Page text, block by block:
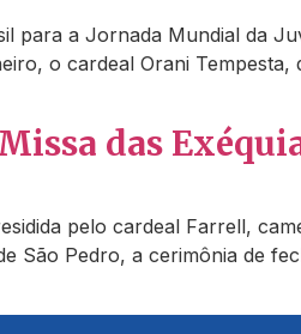
para a Jornada Mundial da
o cardeal Orani
das
pelo cardeal Farrell,
São Pedro, a cerimônia de